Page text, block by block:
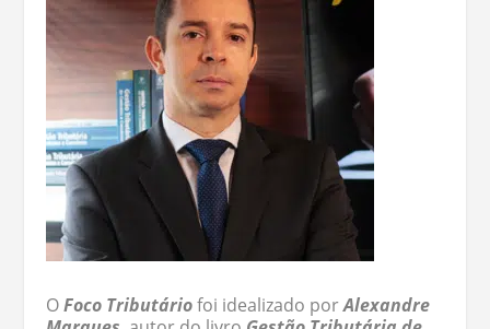
OFoco Tributáriofoi idealizado porAlexandre